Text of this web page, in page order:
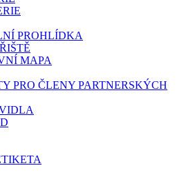
PROHLÍDKA
MAPA
PRO ČLENY PARTNERSKÝCH